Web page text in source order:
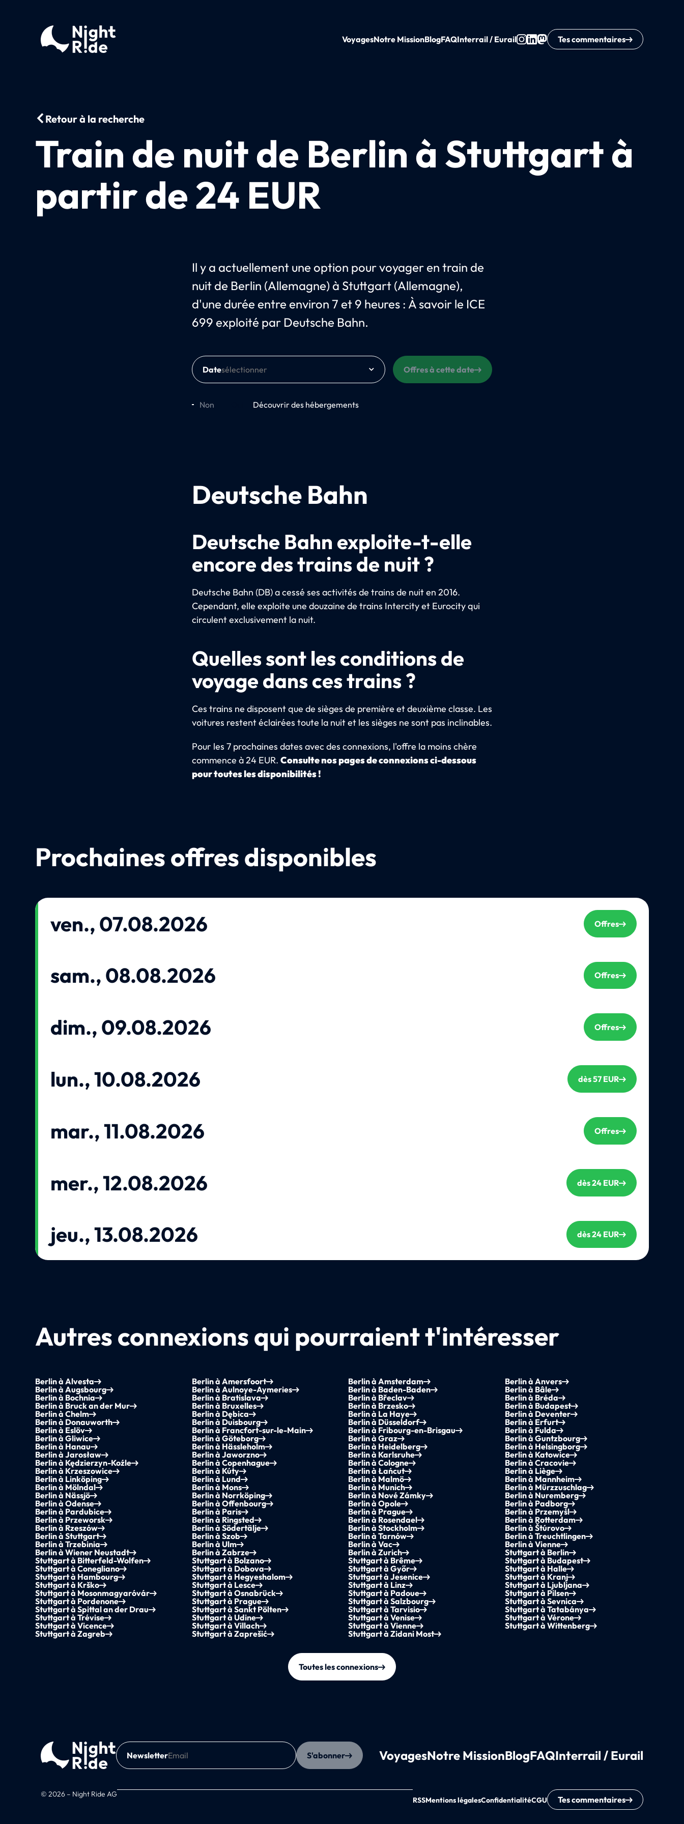
VoyagesNotre MissionBlogFAQInterrail / Eurail Tes commentaires
Retour à la recherche
Train de nuit de Berlin à Stuttgart à
partir de 24 EUR
Il y a actuellement une option pour voyager en train de
nuit de Berlin (Allemagne) à Stuttgart (Allemagne),
d'une durée entre environ 7 et 9 heures : À savoir le ICE
699 exploité par Deutsche Bahn.
Date Offres à cette date
Non Découvrir des hébergements
Deutsche Bahn
Deutsche Bahn exploite-t-elle
encore des trains de nuit ?
Deutsche Bahn (DB) a cessé ses activités de trains de nuit en 2016.
Cependant, elle exploite une douzaine de trains Intercity et Eurocity qui
circulent exclusivement la nuit.
Quelles sont les conditions de
voyage dans ces trains ?
Ces trains ne disposent que de sièges de première et deuxième classe. Les
voitures restent éclairées toute la nuit et les sièges ne sont pas inclinables.
Pour les 7 prochaines dates avec des connexions, l'offre la moins chère
commence à 24 EUR. Consulte nos pages de connexions ci-dessous
pour toutes les disponibilités !
Prochaines offres disponibles
ven., 07.08.2026 Offres
sam., 08.08.2026 Offres
dim., 09.08.2026 Offres
lun., 10.08.2026 dès 57 EUR
mar., 11.08.2026 Offres
mer., 12.08.2026 dès 24 EUR
jeu., 13.08.2026 dès 24 EUR
Autres connexions qui pourraient t'intéresser
Berlin à Alvesta Berlin à Amersfoort Berlin à Amsterdam
Berlin à Anvers
Berlin à Augsbourg
Berlin à Aulnoye-Aymeries Berlin à Baden-Baden
Berlin à Bâle
Berlin à Bochnia
Berlin à Bratislava Berlin à Břeclav
Berlin à Bréda
Berlin à Bruck an der Mur
Berlin à Bruxelles Berlin à Brzesko
Berlin à Budapest
Berlin à Chelm
Berlin à Dębica Berlin à La Haye
Berlin à Deventer
Berlin à Donauworth
Berlin à Duisbourg Berlin à Düsseldorf
Berlin à Erfurt
Berlin à Eslöv
Berlin à Francfort-sur-le-Main Berlin à Fribourg-en-Brisgau
Berlin à Fulda
Berlin à Gliwice
Berlin à Göteborg Berlin à Graz
Berlin à Guntzbourg
Berlin à Hanau
Berlin à Hässleholm Berlin à Heidelberg
Berlin à Helsingborg
Berlin à Jarosław
Berlin à Jaworzno Berlin à Karlsruhe
Berlin à Katowice
Berlin à Kędzierzyn-Koźle
Berlin à Copenhague Berlin à Cologne
Berlin à Cracovie
Berlin à Krzeszowice
Berlin à Kúty Berlin à Łańcut
Berlin à Liège
Berlin à Linköping
Berlin à Lund Berlin à Malmö
Berlin à Mannheim
Berlin à Mölndal
Berlin à Mons Berlin à Munich
Berlin à Mürzzuschlag
Berlin à Nässjö
Berlin à Norrköping Berlin à Nové Zámky
Berlin à Nuremberg
Berlin à Odense
Berlin à Offenbourg Berlin à Opole
Berlin à Padborg
Berlin à Pardubice
Berlin à Paris Berlin à Prague
Berlin à Przemyśl
Berlin à Przeworsk
Berlin à Ringsted Berlin à Rosendael
Berlin à Rotterdam
Berlin à Rzeszów
Berlin à Södertälje Berlin à Stockholm
Berlin à Štúrovo
Berlin à Stuttgart
Berlin à Szob Berlin à Tarnów
Berlin à Treuchtlingen
Berlin à Trzebinia
Berlin à Ulm Berlin à Vac
Berlin à Vienne
Berlin à Wiener Neustadt
Berlin à Zabrze Berlin à Zurich
Stuttgart à Berlin
Stuttgart à Bitterfeld-Wolfen
Stuttgart à Bolzano Stuttgart à Brême
Stuttgart à Budapest
Stuttgart à Conegliano
Stuttgart à Dobova Stuttgart à Győr
Stuttgart à Halle
Stuttgart à Hambourg
Stuttgart à Hegyeshalom Stuttgart à Jesenice
Stuttgart à Kranj
Stuttgart à Krško
Stuttgart à Lesce Stuttgart à Linz
Stuttgart à Ljubljana
Stuttgart à Mosonmagyaróvár
Stuttgart à Osnabrück Stuttgart à Padoue
Stuttgart à Pilsen
Stuttgart à Pordenone
Stuttgart à Prague Stuttgart à Salzbourg
Stuttgart à Sevnica
Stuttgart à Spittal an der Drau
Stuttgart à Sankt Pölten Stuttgart à Tarvisio
Stuttgart à Tatabánya
Stuttgart à Trévise
Stuttgart à Udine Stuttgart à Venise
Stuttgart à Vérone
Stuttgart à Vicence
Stuttgart à Villach Stuttgart à Vienne
Stuttgart à Wittenberg
Stuttgart à Zagreb
Stuttgart à Zaprešić Stuttgart à Zidani Most
Toutes les connexions
Newsletter S'abonner VoyagesNotre MissionBlogFAQInterrail / Eurail
© 2026 – Night Ride AG
RSSMentions légalesConfidentialitéCGU Tes commentaires